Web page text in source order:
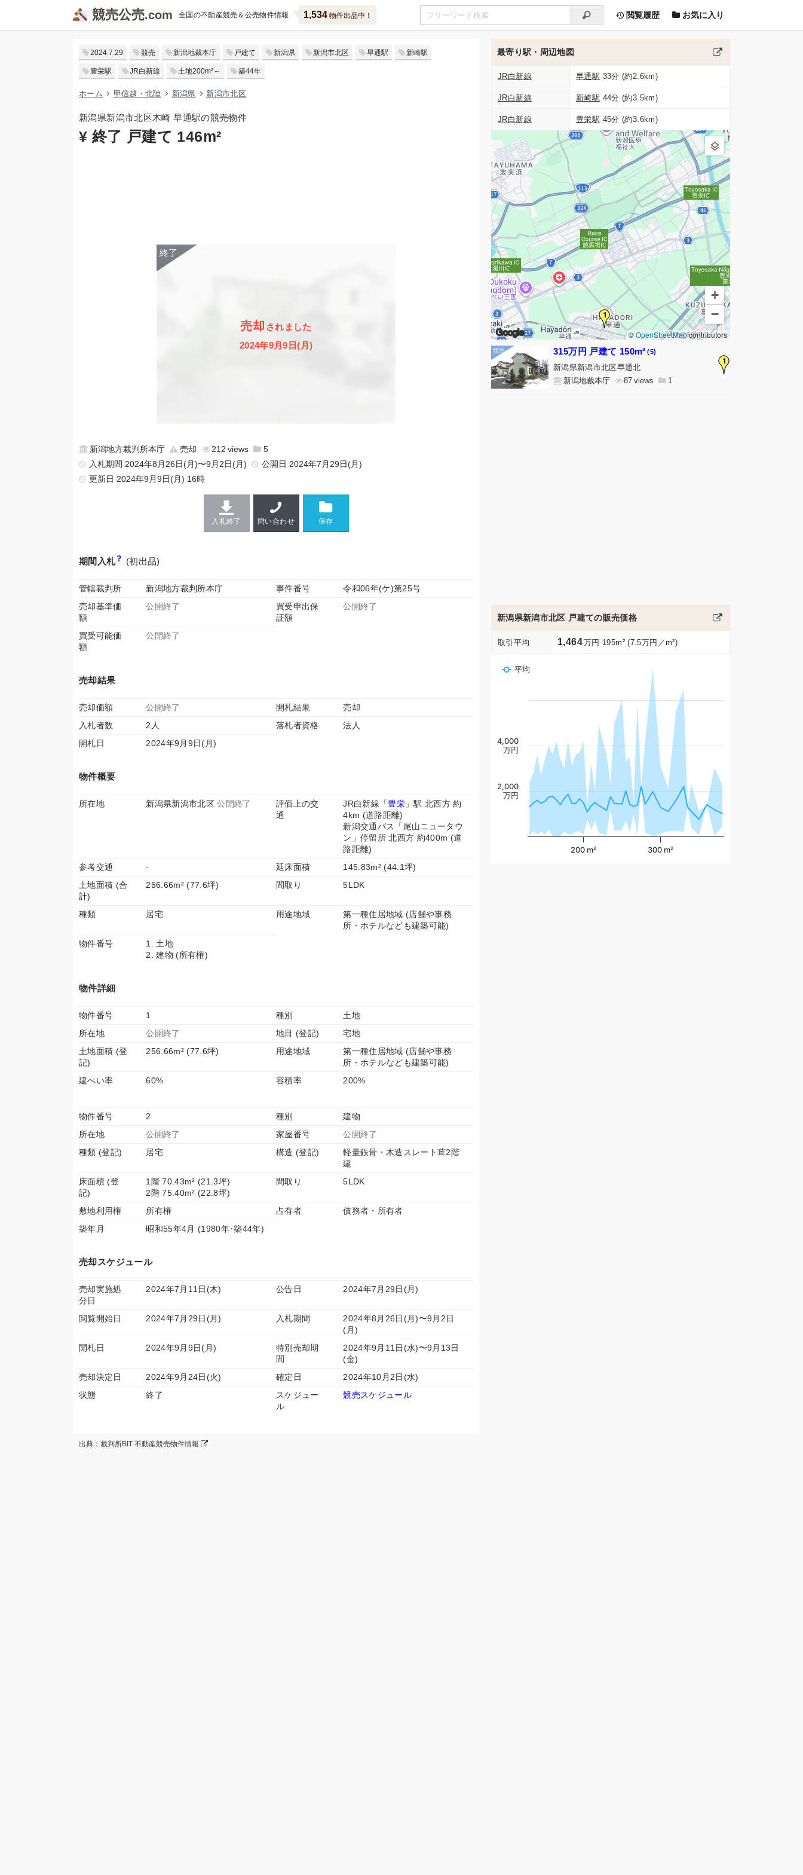
競売公売 全国の不動産競売＆公売物件情報 1,534物件出品中！ 閲覧履歴 お気に入り
2024.7.29 競売 新潟地裁本庁 戸建て 新潟県 新潟市北区 早通駅 新崎駅
豊栄駅 JR白新線 土地200m²～ 築44年
ホーム 甲信越・北陸 新潟県 新潟市北区
新潟県新潟市北区木崎 早通駅の競売物件
¥ 終了 戸建て 146m²
売却 されました
2024年9月9日(月)
新潟地方裁判所本庁 売却 212
5
入札期間 2024年8月26日(月)〜9月2日(月)
公開日 2024年7月29日(月)
更新日 2024年9月9日(月) 16時
入札終了 問い合わせ
期間入札 (初出品)
管轄裁判所 新潟地方裁判所本庁 事件番号
令和06年(ケ)第25号
売却基準価
額
公開終了
買受申出保
証額
公開終了
買受可能価
額
公開終了
売却結果
売却価額 公開終了 開札結果
売却
入札者数
2人 落札者資格
法人
開札日
2024年9月9日(月)
物件概要
所在地 新潟県新潟市北区公開終了
評価上の交
通
JR白新線「豊栄 」駅 北西方 約
4km (道路距離)
新潟交通バス「尾山ニュータウ
ン」停留所 北西方 約400m (道
路距離)
参考交通
- 延床面積
145.83m² (44.1坪)
土地面積 (合
計)
256.66m² (77.6坪) 間取り 5LDK
種類 居宅 用途地域
第一種住居地域 (店舗や事務
所・ホテルなども建築可能)
物件番号
1. 土地
2. 建物 (所有権)
物件詳細
物件番号 1 種別
土地
所在地
公開終了 地目 (登記)
宅地
土地面積 (登
記)
256.66m² (77.6坪) 用途地域
第一種住居地域 (店舗や事務
所・ホテルなども建築可能)
建ぺい率
60% 容積率 200%
物件番号 2 種別
建物
所在地
公開終了 家屋番号
公開終了
種類 (登記)
居宅 構造 (登記)
軽量鉄骨・木造スレート葺2階
建
床面積 (登
記)
1階 70.43m² (21.3坪)
2階 75.40m² (22.8坪)
間取り 5LDK
敷地利用権 所有権 占有者
債務者・所有者
築年月
昭和55年4月 (1980年･築44年)
売却スケジュール
売却実施処
分日
2024年7月11日(木) 公告日 2024年7月29日(月)
閲覧開始日 2024年7月29日(月) 入札期間
2024年8月26日(月)〜9月2日
(月)
開札日
2024年9月9日(月)
特別売却期
間
2024年9月11日(水)〜9月13日
(金)
売却決定日
2024年9月24日(火) 確定日
2024年10月2日(水)
状態
終了
スケジュー
ル
競売スケジュール
出典：裁判所BIT 不動産競売物件情報
最寄り駅・周辺地図
JR白新線 早通駅 33分 (約2.6km)
JR白新線 新崎駅 44分 (約3.5km)
JR白新線 豊栄駅 45分 (約3.6km)
1
Google
+
−
©OpenStreetMapcontributors
1
315万円 戸建て 150m² (5)
新潟県新潟市北区早通北
新潟地裁本庁
87 1
新潟県新潟市北区 戸建ての販売価格
取引平均 1,464万円 195m² (7.5万円／m²)
平均
200 m² 300 m²
2,000
万円
4,000
万円